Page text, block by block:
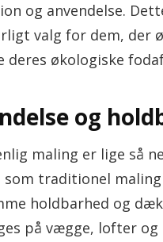
og anvendelse.
valg for dem, der
deres økologiske
og
maling er lige så
som traditionel
holdbarhed og
på vægge, lofter og